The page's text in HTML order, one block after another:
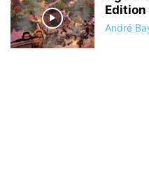
Edition
André